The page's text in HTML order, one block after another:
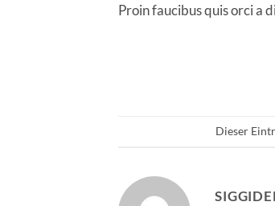
Proin faucibus quis orci a
Dieser